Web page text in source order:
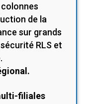
de la
sur grands
RLS et
filiales